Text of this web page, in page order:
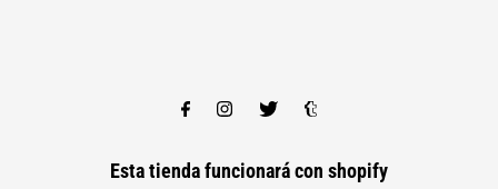
Esta tienda funcionará con shopify